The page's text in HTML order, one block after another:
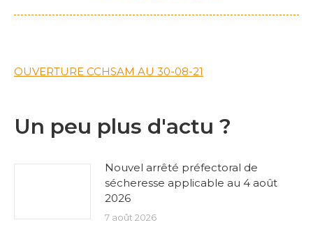
OUVERTURE CCHSAM AU 30-08-21
Un peu plus d'actu ?
Nouvel arrêté préfectoral de
sécheresse applicable au 4 août
2026
7 août 2026